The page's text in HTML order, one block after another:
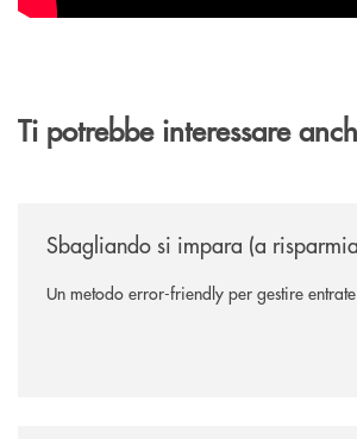
Ti potrebbe interessare
Sbagliando si impara (a
Un metodo error-friendly per gestire entrate